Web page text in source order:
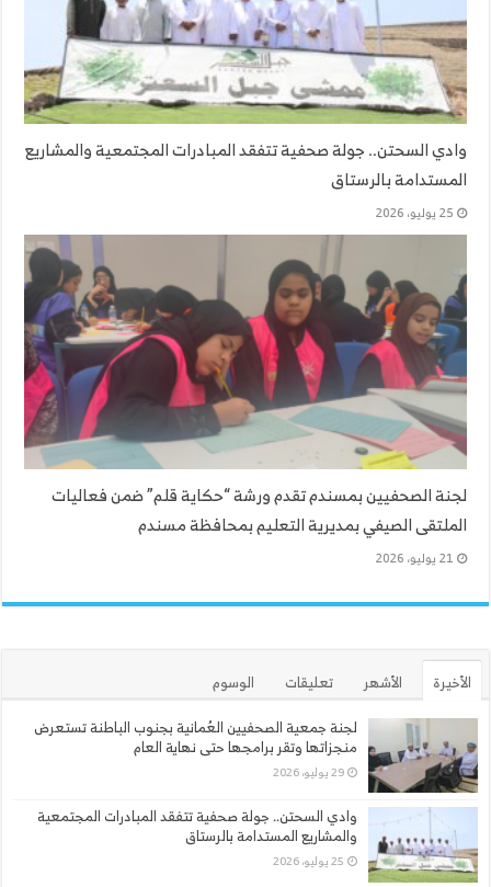
وادي السحتن.. جولة صحفية تتفقد المبادرات المجتمعية والمشاريع
المستدامة بالرستاق
25 يوليو، 2026
لجنة الصحفيين بمسندم تقدم ورشة “حكاية قلم” ضمن فعاليات
الملتقى الصيفي بمديرية التعليم بمحافظة مسندم
21 يوليو، 2026
الأخيرة الأشهر تعليقات
الوسوم
لجنة جمعية الصحفيين العُمانية بجنوب الباطنة تستعرض
منجزاتها وتقر برامجها حتى نهاية العام
29 يوليو، 2026
وادي السحتن.. جولة صحفية تتفقد المبادرات المجتمعية
والمشاريع المستدامة بالرستاق
25 يوليو، 2026